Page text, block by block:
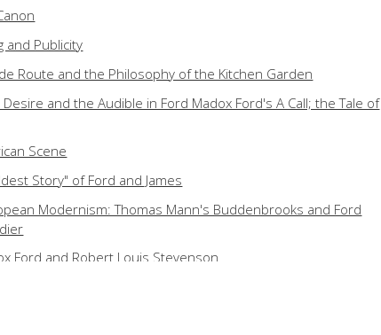
and Publicity
Route and the Philosophy of the Kitchen Garden
and the Audible in Ford Madox Ford's A Call; the Tale of
Scene
Story" of Ford and James
Modernism: Thomas Mann's Buddenbrooks and Ford
Ford and Robert Louis Stevenson
Jean Rhys, Jean Lenglet: Quartet whit Variations